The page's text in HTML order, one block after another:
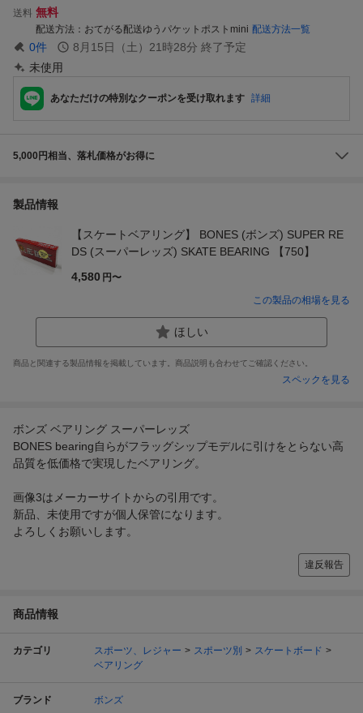
送料 無料
配送方法 おてがる配送ゆうパケットポストmini 配送方法一覧
0件 8月15日（土）21時28分 終了予定
未使用
あなただけの特別なクーポンを受け取れます 詳細
5,000円相当、落札価格がお得に
製品情報
【スケートベアリング】 BONES (ボンズ) SUPER RE
DS (スーパーレッズ) SKATE BEARING 【750】
4,580 円〜
この製品の相場を見る
ほしい
商品と関連する製品情報を掲載しています。商品説明も合わせてご確認ください。
スペックを見る
ボンズ ベアリング スーパーレッズ
BONES bearing自らがフラッグシップモデルに引けをとらない高
品質を低価格で実現したベアリング。
画像3はメーカーサイトからの引用です。
新品、未使用ですが個人保管になります。
よろしくお願いします。
違反報告
商品情報
カテゴリ スポーツ、レジャー スポーツ別
スケートボード
ベアリング
ブランド ボンズ